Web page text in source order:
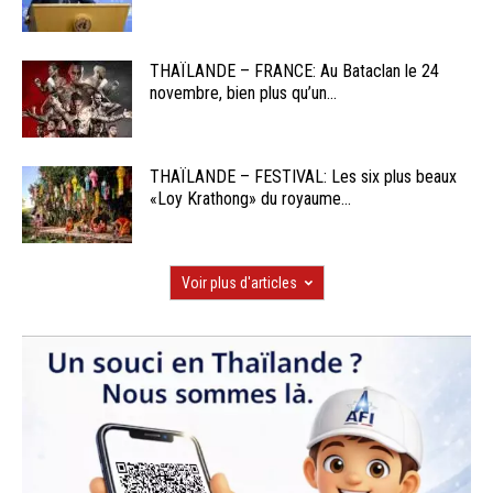
THAÏLANDE – FRANCE: Au Bataclan le 24
novembre, bien plus qu’un...
THAÏLANDE – FESTIVAL: Les six plus beaux
«Loy Krathong» du royaume...
Voir plus d'articles